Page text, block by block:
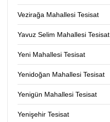
Vezirağa Mahallesi Tesisat
Yavuz Selim Mahallesi Tesisat
Yeni Mahallesi Tesisat
Yenidoğan Mahallesi Tesisat
Yenigün Mahallesi Tesisat
Yenişehir Tesisat